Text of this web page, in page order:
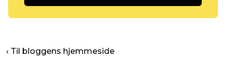
‹ Til bloggens hjemmeside